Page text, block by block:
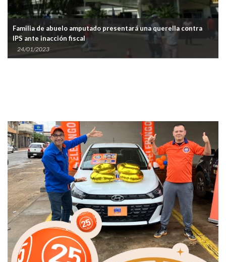
Familia de abuelo amputado presentará una querella contra
IPS ante inacción fiscal
24/01/2023